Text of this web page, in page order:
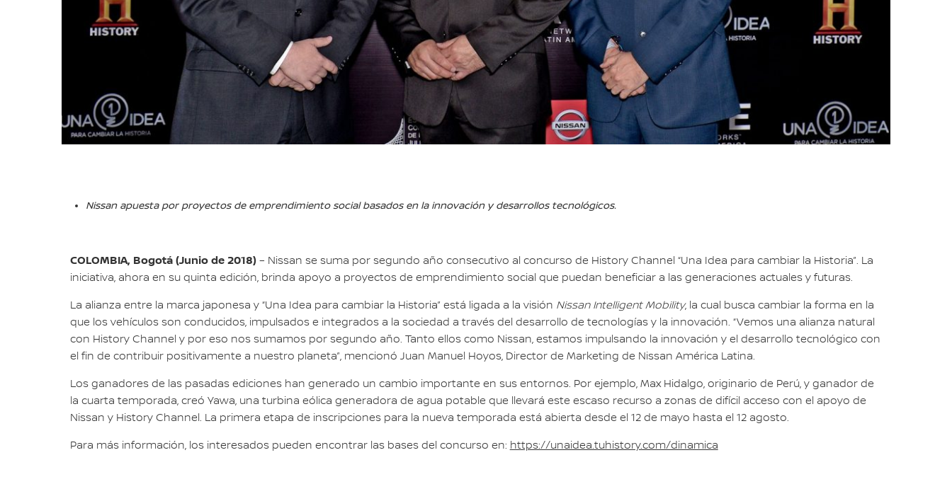
Nissan apuesta por proyectos de emprendimiento social basados en la innovación y desarrollos tecnológicos.
COLOMBIA, Bogotá (Junio de 2018) – Nissan se suma por segundo año consecutivo al concurso de History Channel “Una Idea para cambiar la Historia”. La
iniciativa, ahora en su quinta edición, brinda apoyo a proyectos de emprendimiento social que puedan beneficiar a las generaciones actuales y futuras.
La alianza entre la marca japonesa y “Una Idea para cambiar la Historia” está ligada a la visión Nissan Intelligent Mobility, la cual busca cambiar la forma en la
que los vehículos son conducidos, impulsados e integrados a la sociedad a través del desarrollo de tecnologías y la innovación. “Vemos una alianza natural
con History Channel y por eso nos sumamos por segundo año. Tanto ellos como Nissan, estamos impulsando la innovación y el desarrollo tecnológico con
el fin de contribuir positivamente a nuestro planeta”, mencionó Juan Manuel Hoyos, Director de Marketing de Nissan América Latina.
Los ganadores de las pasadas ediciones han generado un cambio importante en sus entornos. Por ejemplo, Max Hidalgo, originario de Perú, y ganador de
la cuarta temporada, creó Yawa, una turbina eólica generadora de agua potable que llevará este escaso recurso a zonas de difícil acceso con el apoyo de
Nissan y History Channel. La primera etapa de inscripciones para la nueva temporada está abierta desde el 12 de mayo hasta el 12 agosto.
Para más información, los interesados pueden encontrar las bases del concurso en: https://unaidea.tuhistory.com/dinamica